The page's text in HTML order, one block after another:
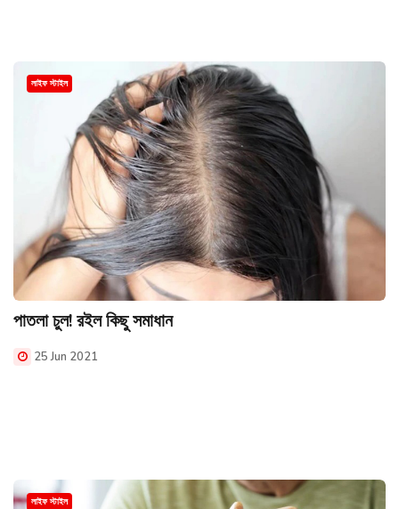
লাইফ স্টাইল
পাতলা চুল! রইল কিছু সমাধান
25 Jun 2021
লাইফ স্টাইল